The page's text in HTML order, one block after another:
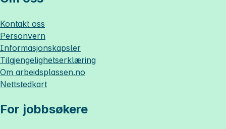
Kontakt oss
Personvern
Informasjonskapsler
Tilgjengelighetserklæring
Om arbeidsplassen.no
Nettstedkart
For jobbsøkere